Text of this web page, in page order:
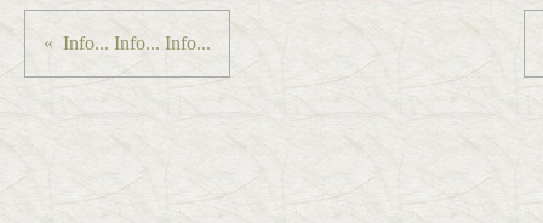
Info... Info... Info...